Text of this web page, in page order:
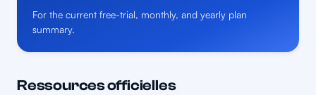
For the current free-trial, monthly, and yearly plan
summary.
Ressources officielles